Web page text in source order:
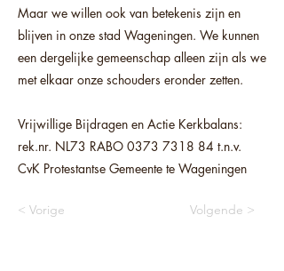
Maar we willen ook van betekenis zijn en
blijven in onze stad Wageningen. We kunnen
een dergelijke gemeenschap alleen zijn als we
met elkaar onze schouders eronder zetten.
Vrijwillige Bijdragen en Actie Kerkbalans:
rek.nr. NL73 RABO 0373 7318 84 t.n.v.
CvK Protestantse Gemeente te Wageningen
< Vorige Volgende >